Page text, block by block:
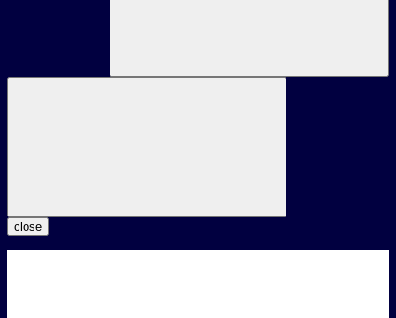
close